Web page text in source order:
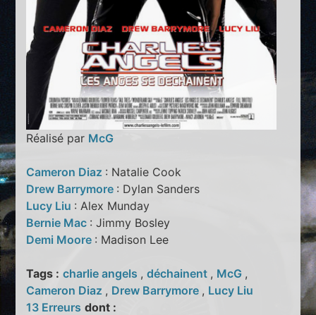
Réalisé par McG
Cameron Diaz : Natalie Cook
Drew Barrymore : Dylan Sanders
Lucy Liu : Alex Munday
Bernie Mac : Jimmy Bosley
Demi Moore : Madison Lee
Tags : charlie angels ,déchainent , McG ,
Cameron Diaz , Drew Barrymore , Lucy Liu
13 Erreurs dont :